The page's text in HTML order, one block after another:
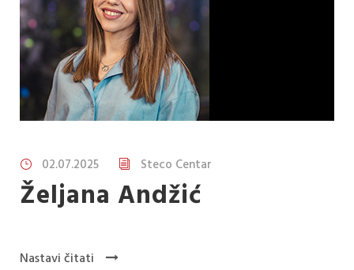
02.07.2025 Steco Centar
Željana Andžić
Nastavi čitati